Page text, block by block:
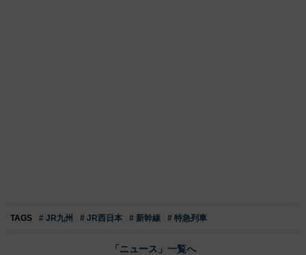
TAGS # JR九州 # JR西日本 # 新幹線 # 特急列車
「ニュース」一覧へ